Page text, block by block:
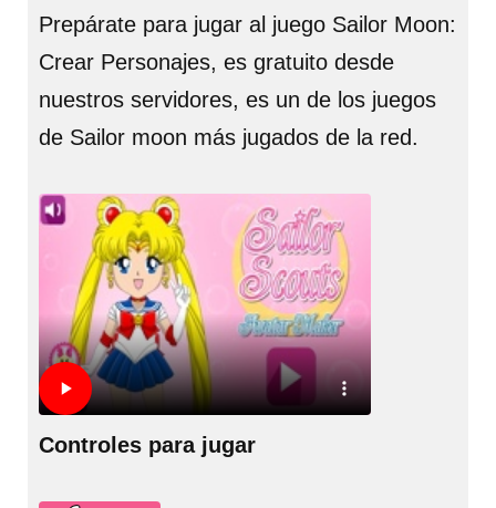
Prepárate para jugar al juego Sailor Moon:
Crear Personajes, es gratuito desde
nuestros servidores, es un de los juegos
de Sailor moon más jugados de la red.
Controles para jugar